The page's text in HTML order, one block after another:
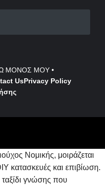
ΜΟΝΟΣ ΜΟΥ•
UsPrivacy Policy
Νομικής, μοιράζεται
κατασκευές και επιβίωση.
γνώσης που